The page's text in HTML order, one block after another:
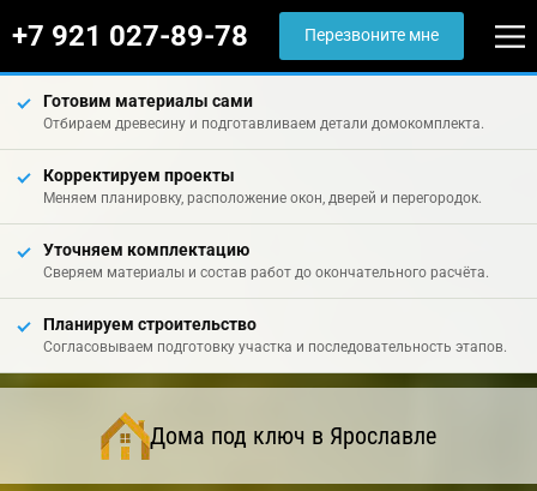
+7 921 027-89-78 Перезвоните мне
Готовим материалы сами
Отбираем древесину и подготавливаем детали домокомплекта.
Корректируем проекты
Меняем планировку, расположение окон, дверей и перегородок.
Уточняем комплектацию
Сверяем материалы и состав работ до окончательного расчёта.
Планируем строительство
Согласовываем подготовку участка и последовательность этапов.
Дома под ключ в Ярославле